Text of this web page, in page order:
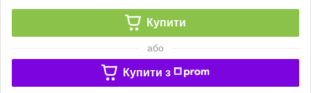
Купити
або
Купити з